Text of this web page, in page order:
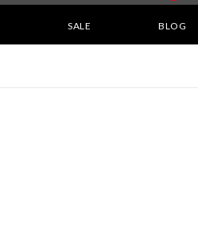
SALE BLOG